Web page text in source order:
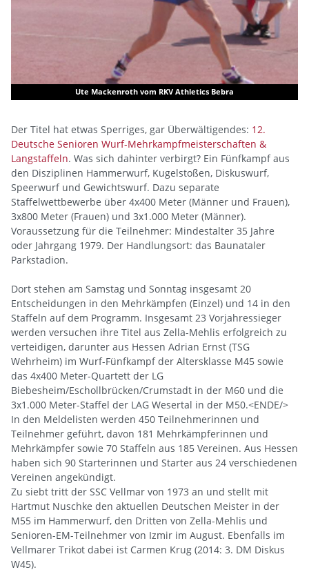
vom RKV Athletics Bebra
Der Titel hat etwas Sperriges, gar Überwältigendes: 12.
Deutsche Senioren Wurf-Mehrkampfmeisterschaften &
Langstaffeln. Was sich dahinter verbirgt? Ein Fünfkampf aus
den Disziplinen Hammerwurf, Kugelstoßen, Diskuswurf,
Speerwurf und Gewichtswurf. Dazu separate
Staffelwettbewerbe über 4x400 Meter (Männer und Frauen),
3x800 Meter (Frauen) und 3x1.000 Meter (Männer).
Voraussetzung für die Teilnehmer: Mindestalter 35 Jahre
oder Jahrgang 1979. Der Handlungsort: das Baunataler
Parkstadion.
Dort stehen am Samstag und Sonntag insgesamt 20
Entscheidungen in den Mehrkämpfen (Einzel) und 14 in den
Staffeln auf dem Programm. Insgesamt 23 Vorjahressieger
werden versuchen ihre Titel aus Zella-Mehlis erfolgreich zu
verteidigen, darunter aus Hessen Adrian Ernst (TSG
Wehrheim) im Wurf-Fünfkampf der Altersklasse M45 sowie
das 4x400 Meter-Quartett der LG
Biebesheim/Eschollbrücken/Crumstadt in der M60 und die
3x1.000 Meter-Staffel der LAG Wesertal in der M50.<ENDE/>
In den Meldelisten werden 450 Teilnehmerinnen und
Teilnehmer geführt, davon 181 Mehrkämpferinnen und
Mehrkämpfer sowie 70 Staffeln aus 185 Vereinen. Aus Hessen
haben sich 90 Starterinnen und Starter aus 24 verschiedenen
Vereinen angekündigt.
Zu siebt tritt der SSC Vellmar von 1973 an und stellt mit
Hartmut Nuschke den aktuellen Deutschen Meister in der
M55 im Hammerwurf, den Dritten von Zella-Mehlis und
Senioren-EM-Teilnehmer von Izmir im August. Ebenfalls im
Vellmarer Trikot dabei ist Carmen Krug (2014: 3. DM Diskus
W45).